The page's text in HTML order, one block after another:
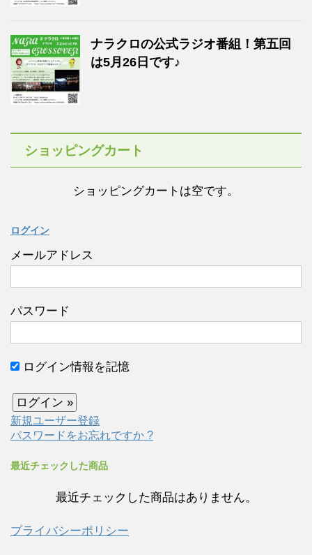
ナラクロの公式ラジオ番組！第五回
は5月26日です♪
ショッピングカート
ショッピングカートは空です。
ログイン
メールアドレス
パスワード
ログイン情報を記憶
新規ユーザー登録
パスワードをお忘れですか ?
最近チェックした商品
最近チェックした商品はありません。
プライバシーポリシー